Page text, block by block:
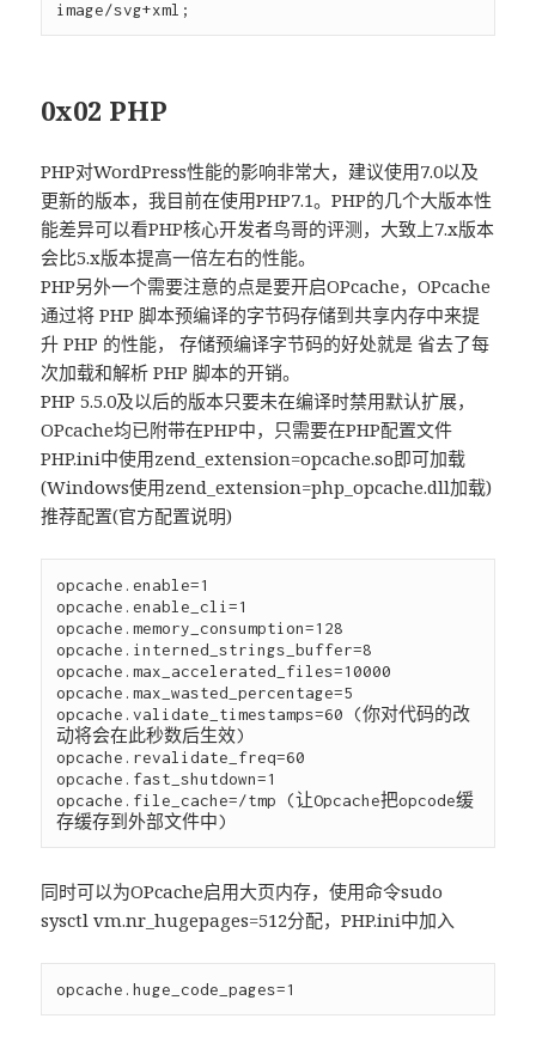
0x02 PHP
PHP对WordPress性能的影响非常大，建议使用7.0以及
更新的版本，我目前在使用PHP7.1。PHP的几个大版本性
能差异可以看PHP核心开发者鸟哥的评测，大致上7.x版本
会比5.x版本提高一倍左右的性能。
PHP另外一个需要注意的点是要开启OPcache，OPcache
通过将 PHP 脚本预编译的字节码存储到共享内存中来提
升 PHP 的性能， 存储预编译字节码的好处就是 省去了每
次加载和解析 PHP 脚本的开销。
PHP 5.5.0及以后的版本只要未在编译时禁用默认扩展，
OPcache均已附带在PHP中，只需要在PHP配置文件
PHP.ini中使用zend_extension=opcache.so即可加载
(Windows使用zend_extension=php_opcache.dll加载)
推荐配置(官方配置说明)
opcache.enable=1
opcache.enable_cli=1
opcache.memory_consumption=128
opcache.interned_strings_buffer=8
opcache.max_accelerated_files=10000
opcache.max_wasted_percentage=5
opcache.validate_timestamps=60 (你对代码的改
动将会在此秒数后生效)
opcache.revalidate_freq=60
opcache.fast_shutdown=1
opcache.file_cache=/tmp (让Opcache把opcode缓
同时可以为OPcache启用大页内存，使用命令sudo
sysctl vm.nr_hugepages=512分配，PHP.ini中加入